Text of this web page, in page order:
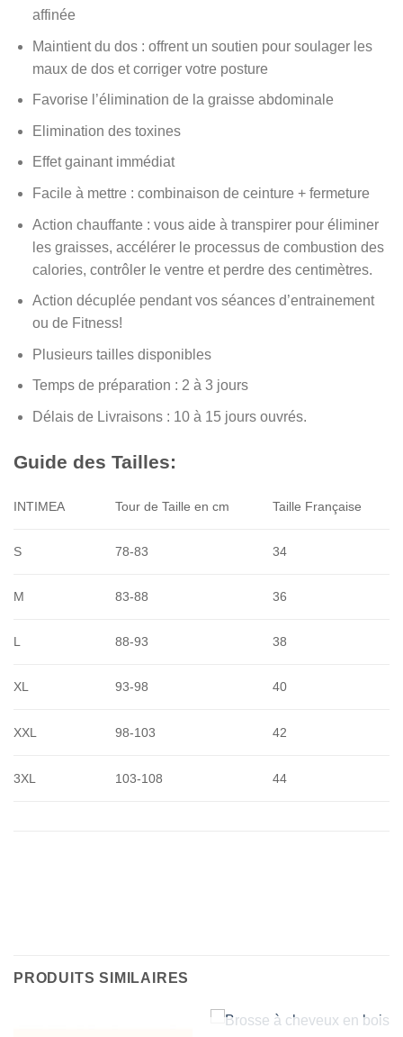
affinée
Maintient du dos : offrent un soutien pour soulager les
maux de dos et corriger votre posture
Favorise l’élimination de la graisse abdominale
Elimination des toxines
Effet gainant immédiat
Facile à mettre : combinaison de ceinture + fermeture
Action chauffante : vous aide à transpirer pour éliminer
les graisses, accélérer le processus de combustion des
calories, contrôler le ventre et perdre des centimètres.
Action décuplée pendant vos séances d’entrainement
ou de Fitness!
Plusieurs tailles disponibles
Temps de préparation : 2 à 3 jours
Délais de Livraisons : 10 à 15 jours ouvrés.
Guide des Tailles:
INTIMEA Tour de Taille en cm Taille Française
S 78-83 34
M 83-88 36
L 88-93 38
XL 93-98 40
XXL 98-103 42
3XL 103-108 44
PRODUITS SIMILAIRES